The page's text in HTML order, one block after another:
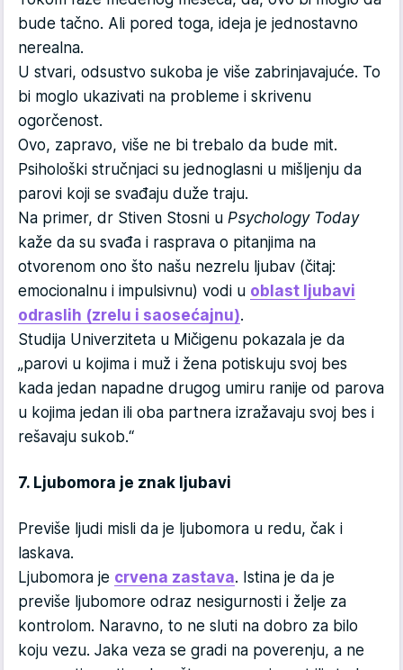
bude tačno. Ali pored toga, ideja je jednostavno
nerealna.
U stvari, odsustvo sukoba je više zabrinjavajuće. To
bi moglo ukazivati na probleme i skrivenu
ogorčenost.
Ovo, zapravo, više ne bi trebalo da bude mit.
Psihološki stručnjaci su jednoglasni u mišljenju da
parovi koji se svađaju duže traju.
Na primer, dr Stiven Stosni u Psychology Today
kaže da su svađa i rasprava o pitanjima na
otvorenom ono što našu nezrelu ljubav (čitaj:
emocionalnu i impulsivnu) vodi u oblast ljubavi
odraslih (zrelu i saosećajnu).
Studija Univerziteta u Mičigenu pokazala je da
„parovi u kojima i muž i žena potiskuju svoj bes
kada jedan napadne drugog umiru ranije od parova
u kojima jedan ili oba partnera izražavaju svoj bes i
rešavaju sukob.“
7. Ljubomora je znak ljubavi
Previše ljudi misli da je ljubomora u redu, čak i
laskava.
Ljubomora je crvena zastava. Istina je da je
previše ljubomore odraz nesigurnosti i želje za
kontrolom. Naravno, to ne sluti na dobro za bilo
koju vezu. Jaka veza se gradi na poverenju, a ne